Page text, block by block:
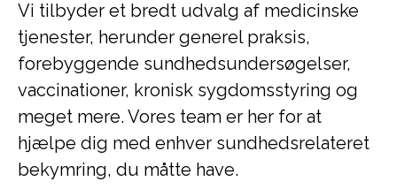
Vi tilbyder et bredt udvalg af medicinske
tjenester, herunder generel praksis,
forebyggende sundhedsundersøgelser,
vaccinationer, kronisk sygdomsstyring og
meget mere. Vores team er her for at
hjælpe dig med enhver sundhedsrelateret
bekymring, du måtte have.